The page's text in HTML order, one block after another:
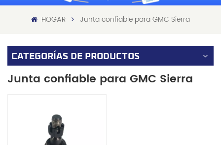
HOGAR Junta confiable para GMC Sierra
CATEGORÍAS DE PRODUCTOS
Junta confiable para GMC Sierra